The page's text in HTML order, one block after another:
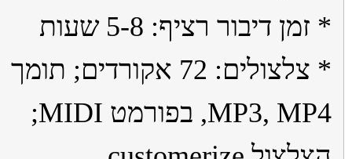
דיבור רציף: 5-8 שעות
* צלצולים: 72 אקורדים; תומך
MP3, MP4, בפורמט MIDI;